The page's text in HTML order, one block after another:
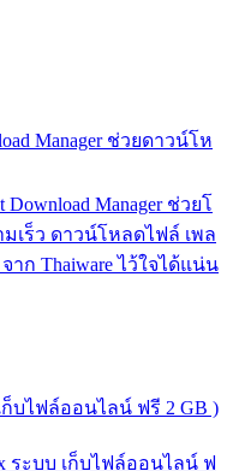
Manager ช่วยดาวน์โห
Manager ช่วยโ
เร็ว ดาวน์โหลดไฟล์ เพล
ก Thaiware ไว้ใจได้แน่น
ก็บไฟล์ออนไลน์ ฟรี 2 GB )
ระบบ เก็บไฟล์ออนไลน์ ฟ